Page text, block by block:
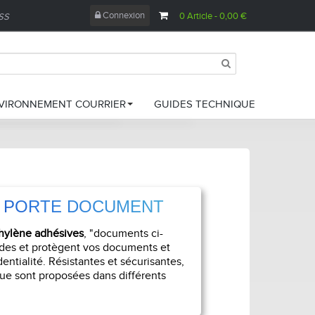
0Article- 0,00 €
Connexion
sous pli
COURRIER
de papier
à archives
bureautique
GUIDES TECHNIQUE
DOCUMENT
adhésives, "documents ci-
et protègent vos documents et
Résistantes et sécurisantes,
sont proposées dans différents